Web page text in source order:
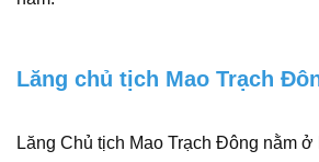
Lăng chủ tịch Mao Trạch
Lăng Chủ tịch Mao Trạch Đông nằm